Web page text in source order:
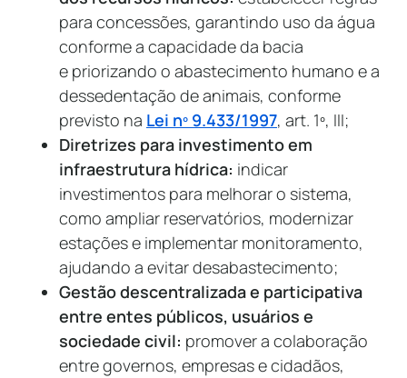
para concessões, garantindo uso da água
conforme a capacidade da bacia
e priorizando o abastecimento humano e a
dessedentação de animais, conforme
previsto na Lei nº 9.433/1997, art. 1º, III;
Diretrizes para investimento em
infraestrutura hídrica: indicar
investimentos para melhorar o sistema,
como ampliar reservatórios, modernizar
estações e implementar monitoramento,
ajudando a evitar desabastecimento;
Gestão descentralizada e participativa
entre entes públicos, usuários e
sociedade civil: promover a colaboração
entre governos, empresas e cidadãos,